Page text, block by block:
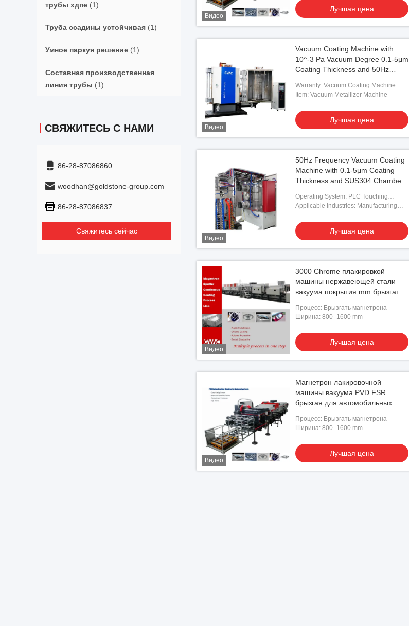
трубы хдпе (1)
Труба ссадины устойчивая (1)
Умное паркуя решение (1)
Составная производственная
линия трубы (1)
СВЯЖИТЕСЬ С НАМИ
86-28-87086860
woodhan@goldstone-group.com
86-28-87086837
Свяжитесь сейчас
Видео
Лучшая цена
Видео
Vacuum Coating Machine with
10^-3 Pa Vacuum Degree 0.1-5μm
Coating Thickness and 50Hz
Applications
Warranty: Vacuum Coating Machine
Item: Vacuum Metallizer Machine
Лучшая цена
Видео
50Hz Frequency Vacuum Coating
Machine with 0.1-5μm Coating
Thickness and SUS304 Chamber
Operating System: PLC Touching
Screen
Applicable Industries: Manufacturing
Лучшая цена
Видео
3000 Chrome плакировкой
машины нержавеющей стали
вакуума покрытия mm брызгать
Процесс: Брызгать магнетрона
Ширина: 800- 1600 mm
Лучшая цена
Видео
Магнетрон лакировочной
машины вакуума PVD FSR
брызгая для автомобильных
Процесс: Брызгать магнетрона
Ширина: 800- 1600 mm
Лучшая цена